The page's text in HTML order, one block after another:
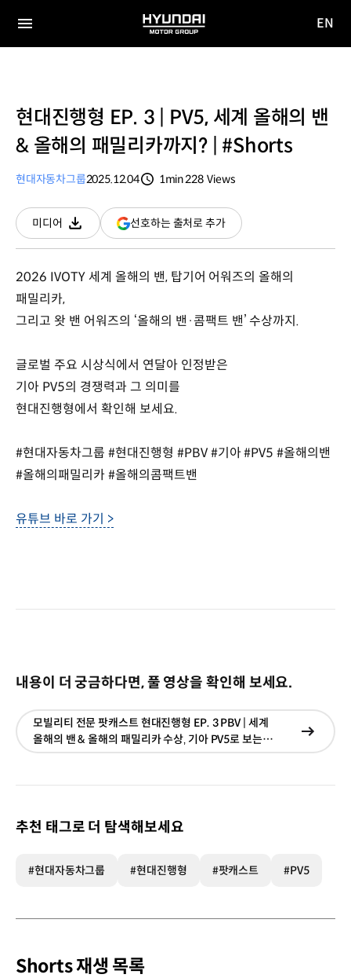
전체
HYUNDAI
MOTOR
EN
현대진행형 EP. 3 | PV5, 세계 올해의 밴
& 올해의 패밀리카까지? | #Shorts
현대자동차그룹2025.12.04
1min228 Views
미디어
다운로드
선호하는 출처로 추가(새
창
2026 IVOTY 세계 올해의 밴, 탑기어 어워즈의 올해의
패밀리카,
그리고 왓 밴 어워즈의 ‘올해의 밴·콤팩트 밴’ 수상까지.
글로벌 주요 시상식에서 연달아 인정받은
기아 PV5의 경쟁력과 그 의미를
현대진행형에서 확인해 보세요.
#현대자동차그룹 #현대진행형 #PBV #기아 #PV5 #올해의밴
#올해의패밀리카 #올해의콤팩트밴
유튜브 바로 가기 >
내용이 더 궁금하다면, 풀 영상을 확인해 보세요.
모빌리티 전문 팟캐스트 현대진행형 EP. 3 PBV | 세계
올해의 밴 & 올해의 패밀리카 수상‚ 기아 PV5로 보는
새로운 플랫폼
현재
이동
추천 태그로 더 탐색해보세요
#현대자동차그룹 #현대진행형 #팟캐스트 #PV5
Shorts 재생 목록